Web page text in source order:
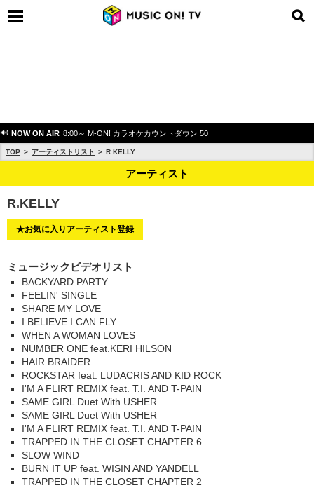
NOW ON AIR 8:00～ M-ON! カラオケカウントダウン 50
TOP アーティストリスト R.KELLY
アーティスト
R.KELLY
★お気に入りアーティスト登録
ミュージックビデオリスト
BACKYARD PARTY
FEELIN' SINGLE
SHARE MY LOVE
I BELIEVE I CAN FLY
WHEN A WOMAN LOVES
NUMBER ONE feat.KERI HILSON
HAIR BRAIDER
ROCKSTAR feat. LUDACRIS AND KID ROCK
I'M A FLIRT REMIX feat. T.I. AND T-PAIN
SAME GIRL Duet With USHER
SAME GIRL Duet With USHER
I'M A FLIRT REMIX feat. T.I. AND T-PAIN
TRAPPED IN THE CLOSET CHAPTER 6
SLOW WIND
BURN IT UP feat. WISIN AND YANDELL
TRAPPED IN THE CLOSET CHAPTER 2